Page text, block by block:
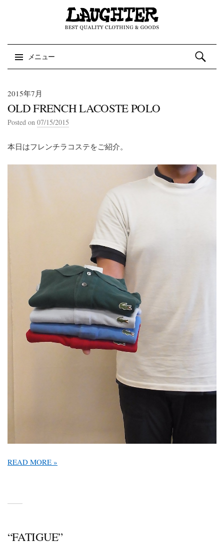
メニュー
検索:
2015年7月
OLD FRENCH LACOSTE POLO
Posted on 07/15/2015
本日はフレンチラコステをご紹介。
READ MORE »
“FATIGUE”